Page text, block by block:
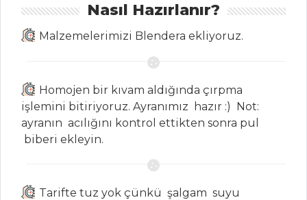
Haber
ŞEFİN TARİFLERİ
MENÜLER
Tüm
Kategoriler
YEMEKLERI
Nasıl Hazırlanır?
Malzemelerimizi Blendera ekliyoruz.
Homojen bir kıvam aldığında çırpma
işlemini bitiriyoruz. Ayranımız hazır :) Not:
ayranın acılığını kontrol ettikten sonra pul
biberi ekleyin.
Tarifte tuz yok çünkü şalgam suyu